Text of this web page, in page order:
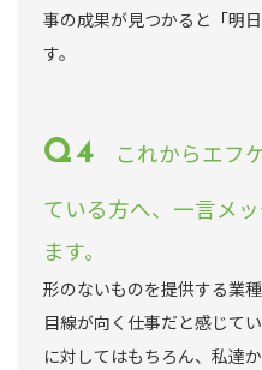
事の成果が見つかると「明
す。
これからエフ
ている方へ、一言メ
ます。
形のないものを提供する業
目線が向く仕事だと感じて
に対してはもちろん、私達